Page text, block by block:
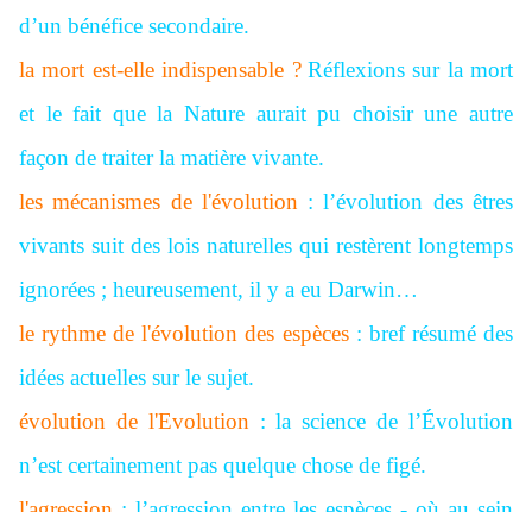
d’un bénéfice secondaire.
la mort est-elle indispensable ? Réflexions sur la mort
et le fait que la Nature aurait pu choisir une autre
façon de traiter la matière vivante.
les mécanismes de l'évolution : l’évolution des êtres
vivants suit des lois naturelles qui restèrent longtemps
ignorées ; heureusement, il y a eu Darwin…
le rythme de l'évolution des espèces: bref résumé des
idées actuelles sur le sujet.
évolution de l'Evolution : la science de l’Évolution
n’est certainement pas quelque chose de figé.